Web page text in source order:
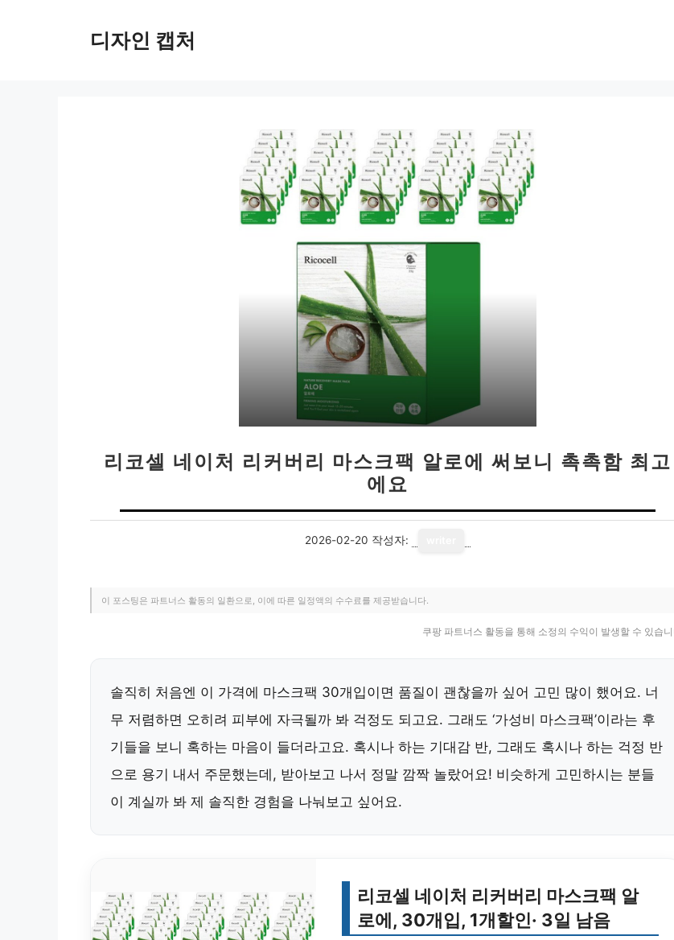
디자인 캡처
리코셀 네이처 리커버리 마스크팩 알로에 써보니 촉촉함 최고
에요
2026-02-20 작성자:
이 포스팅은 파트너스 활동의 일환으로, 이에 따른 일정액의 수수료를 제공받습니다.
쿠팡 파트너스 활동을 통해 소정의 수익이 발생할 수 있습
솔직히 처음엔 이 가격에 마스크팩 30개입이면 품질이 괜찮을까 싶어 고민 많이 했어요. 너
무 저렴하면 오히려 피부에 자극될까 봐 걱정도 되고요. 그래도 ‘가성비 마스크팩’이라는 후
기들을 보니 혹하는 마음이 들더라고요. 혹시나 하는 기대감 반, 그래도 혹시나 하는 걱정 반
으로 용기 내서 주문했는데, 받아보고 나서 정말 깜짝 놀랐어요! 비슷하게 고민하시는 분들
이 계실까 봐 제 솔직한 경험을 나눠보고 싶어요.
리코셀 네이처 리커버리 마스크팩 알
로에, 30개입, 1개할인· 3일 남음